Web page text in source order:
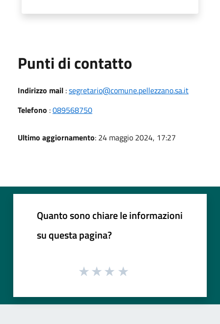
Punti di contatto
Indirizzo mail :segretario@comune.pellezzano.sa.it
Telefono :089568750
Ultimo aggiornamento: 24 maggio 2024, 17:27
Quanto sono chiare le informazioni
su questa pagina?